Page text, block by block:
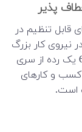
پذیر
قابل تنظیم در
نیروی کار بزرگ
خود برآورده کنید. سری 600 یک رده از سری
کسب و کارهای
است.